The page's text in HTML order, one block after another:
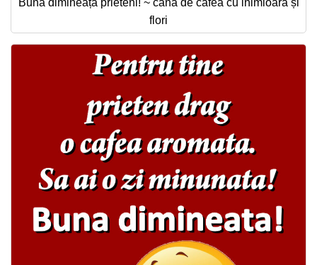
Bună dimineața prieteni! ~ cană de cafea cu inimioară și
flori